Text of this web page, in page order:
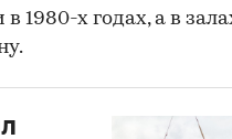
1980-х годах, а в